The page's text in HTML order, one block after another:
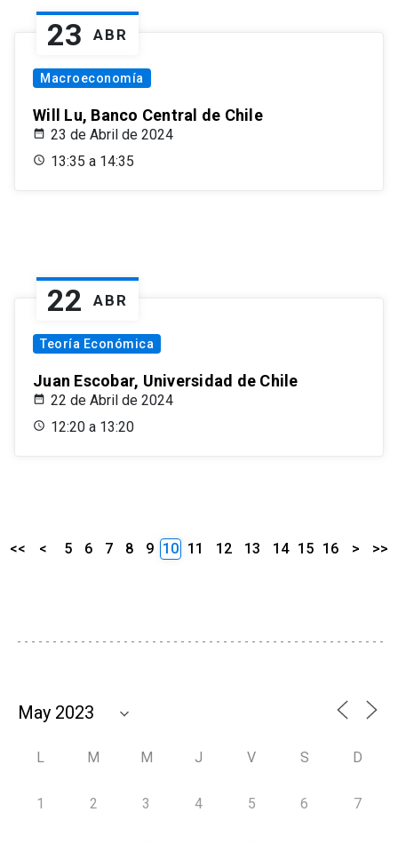
23 ABR
Macroeconomía
Will Lu, Banco Central de Chile
23 de Abril de 2024
13:35 a 14:35
22 ABR
Teoría Económica
Juan Escobar, Universidad de Chile
22 de Abril de 2024
12:20 a 13:20
<< < 5 6 7 8 9 10 11 12 13 14 15 16 > >>
L M M J V S D
1 2 3 4 5 6 7